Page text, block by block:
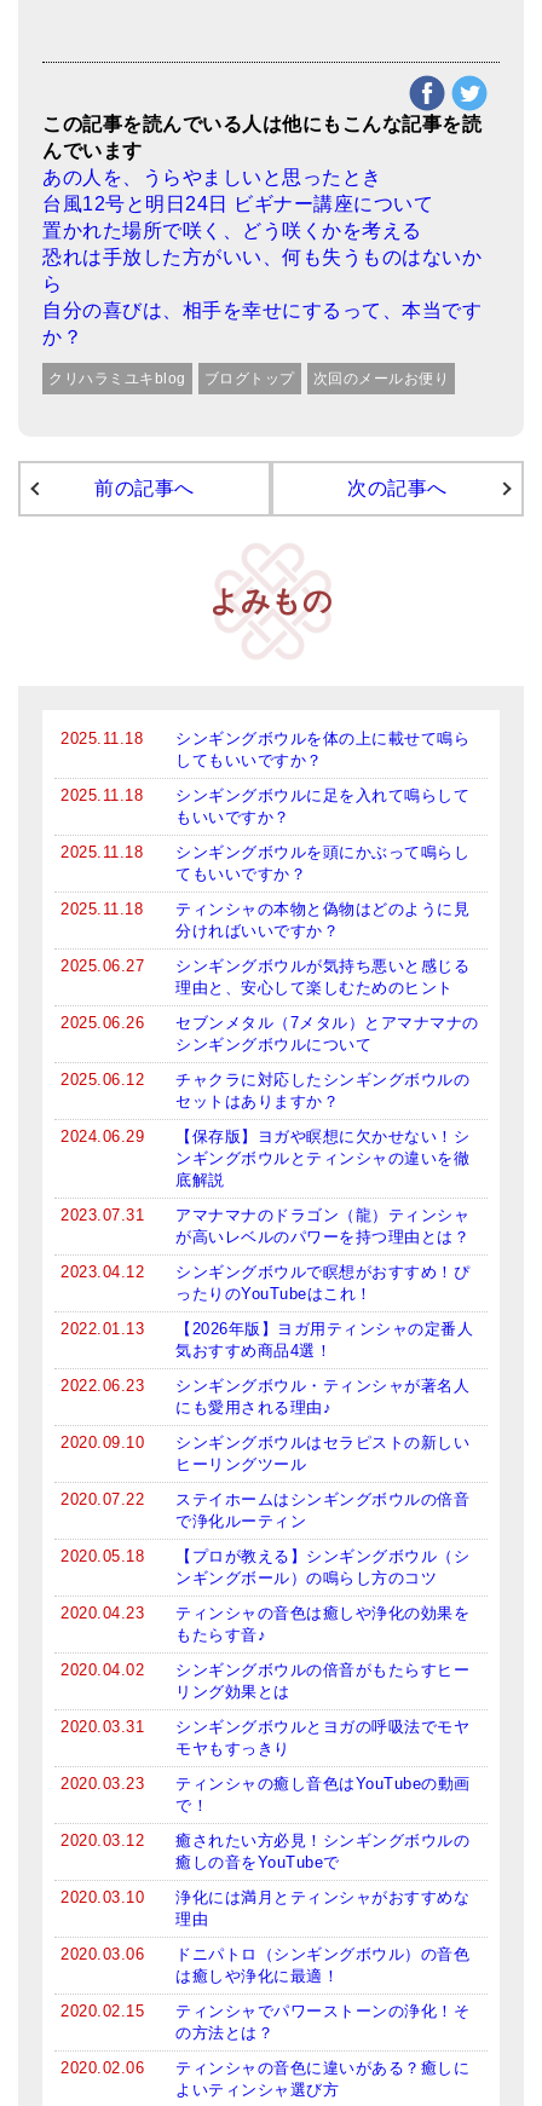
この記事を読んでいる人は他にもこんな記事を読
んでいます
あの人を、うらやましいと思ったとき
台風12号と明日24日 ビギナー講座について
置かれた場所で咲く、どう咲くかを考える
恐れは手放した方がいい、何も失うものはないか
ら
自分の喜びは、相手を幸せにするって、本当です
か？
クリハラミユキblog ブログトップ 次回のメールお便り
前の記事へ 次の記事へ
よみもの
2025.11.18
シンギングボウルを体の上に載せて鳴ら
してもいいですか？
2025.11.18
シンギングボウルに足を入れて鳴らして
もいいですか？
2025.11.18
シンギングボウルを頭にかぶって鳴らし
てもいいですか？
2025.11.18
ティンシャの本物と偽物はどのように見
分ければいいですか？
2025.06.27
シンギングボウルが気持ち悪いと感じる
理由と、安心して楽しむためのヒント
2025.06.26
セブンメタル（7メタル）とアマナマナの
シンギングボウルについて
2025.06.12
チャクラに対応したシンギングボウルの
セットはありますか？
2024.06.29
【保存版】ヨガや瞑想に欠かせない！シ
ンギングボウルとティンシャの違いを徹
底解説
2023.07.31
アマナマナのドラゴン（龍）ティンシャ
が高いレベルのパワーを持つ理由とは？
2023.04.12
シンギングボウルで瞑想がおすすめ！ぴ
ったりのYouTubeはこれ！
2022.01.13
【2026年版】ヨガ用ティンシャの定番人
気おすすめ商品4選！
2022.06.23
シンギングボウル・ティンシャが著名人
にも愛用される理由♪
2020.09.10
シンギングボウルはセラピストの新しい
ヒーリングツール
2020.07.22
ステイホームはシンギングボウルの倍音
で浄化ルーティン
2020.05.18
【プロが教える】シンギングボウル（シ
ンギングボール）の鳴らし方のコツ
2020.04.23
ティンシャの音色は癒しや浄化の効果を
もたらす音♪
2020.04.02
シンギングボウルの倍音がもたらすヒー
リング効果とは
2020.03.31
シンギングボウルとヨガの呼吸法でモヤ
モヤもすっきり
2020.03.23
ティンシャの癒し音色はYouTubeの動画
で！
2020.03.12
癒されたい方必見！シンギングボウルの
癒しの音をYouTubeで
2020.03.10
浄化には満月とティンシャがおすすめな
理由
2020.03.06
ドニパトロ（シンギングボウル）の音色
は癒しや浄化に最適！
2020.02.15
ティンシャでパワーストーンの浄化！そ
の方法とは？
2020.02.06
ティンシャの音色に違いがある？癒しに
よいティンシャ選び方